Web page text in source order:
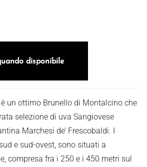
disponibile
un ottimo Brunello di Montalcino che
selezione di uva Sangiovese
Marchesi de’ Frescobaldi. I
e sud-ovest, sono situati a
compresa fra i 250 e i 450 metri sul